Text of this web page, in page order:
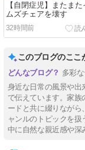
【自閉症児】またまた
ムズチェアを壊す
32時間前
このブログのここ
多彩
身近な日常の風景や出
で伝えています。家族
ードと共に綴りながら
ャンルのトピックを
中に自然な親近感や深